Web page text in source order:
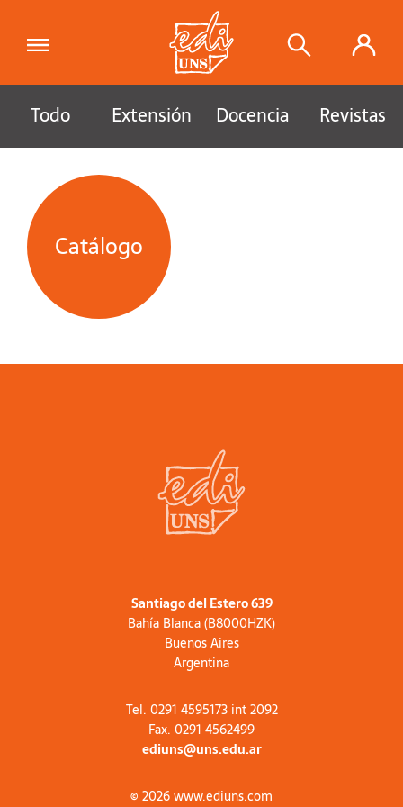
Todo Extensión Docencia Revistas
Catálogo
Santiago del Estero 639
Bahía Blanca (B8000HZK)
Buenos Aires
Argentina
Tel. 0291 4595173 int 2092
Fax. 0291 4562499
ediuns@uns.edu.ar
© 2026 www.ediuns.com